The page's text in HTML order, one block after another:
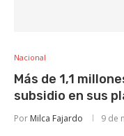
Nacional
Más de 1,1
subsidio en sus
Por Milca Fajardo 9 de